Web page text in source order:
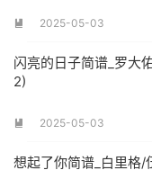
 2025-05-03
闪亮的日子简谱_罗大
2)
 2025-05-03
想起了你简谱_白里格/